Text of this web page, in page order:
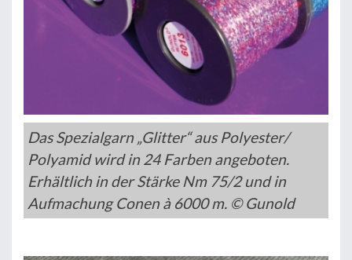
Das Spezialgarn „Glitter“ aus Polyester/
Polyamid wird in 24 Farben angeboten.
Erhältlich in der Stärke Nm 75/2 und in
Aufmachung Conen à 6000 m. © Gunold